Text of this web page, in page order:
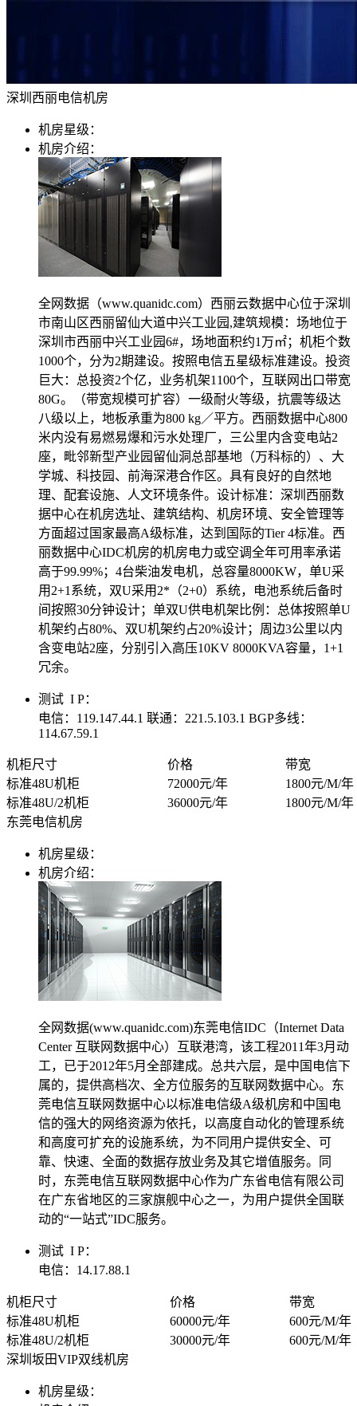
BGP机柜租用
自建T4级别数据中心
双线机柜租用
电信联通双线数据中心
电信机柜租用
电信直营数据中心
移动机柜租用
移动T4级数据中心
企业邮局
权威安全认证
数据备份
快照备份灵活多变
SSL证书
确保信息的安全性
专线上网
企业专线上网
云计算
安全防护
全球分布式防御
混合云
快速部署组网
超融合
大企业首选
SD-WAN
全球加速服务
定制跨境加速
华南BGP机房
深圳横岗电信机房
FIL/CHIA/BZZ首选机房
深圳龙华观澜机房
国家B+级机房
国家级的网络灾备数据中心
华南电信机房
深圳南山沙河机房
电信五星级标准建设
华南双线机房
深圳龙华清湖机房
FIL/CHIA/BZZ首选机房
深圳南山沙河机房
电信钻石五星级机房
深圳罗湖田心机房
海外机房
100G直连国际带宽
深圳西丽电信机房
机房星级：
机房介绍：
全网数据（www.quanidc.com）西丽云数据中心位于深圳
市南山区西丽留仙大道中兴工业园,建筑规模：场地位于
深圳市西丽中兴工业园6#，场地面积约1万㎡；机柜个数
1000个，分为2期建设。按照电信五星级标准建设。投资
巨大：总投资2个亿，业务机架1100个，互联网出口带宽
80G。（带宽规模可扩容）一级耐火等级，抗震等级达
八级以上，地板承重为800 kg／平方。西丽数据中心800
米内没有易燃易爆和污水处理厂，三公里内含变电站2
座，毗邻新型产业园留仙洞总部基地（万科标的）、大
学城、科技园、前海深港合作区。具有良好的自然地
理、配套设施、人文环境条件。设计标准：深圳西丽数
据中心在机房选址、建筑结构、机房环境、安全管理等
方面超过国家最高A级标准，达到国际的Tier 4标准。西
丽数据中心IDC机房的机房电力或空调全年可用率承诺
高于99.99%；4台柴油发电机，总容量8000KW，单U采
用2+1系统，双U采用2*（2+0）系统，电池系统后备时
间按照30分钟设计；单双U供电机架比例：总体按照单U
机架约占80%、双U机架约占20%设计；周边3公里以内
含变电站2座，分别引入高压10KV 8000KVA容量，1+1
冗余。
测试 I P：
电信：119.147.44.1 联通：221.5.103.1 BGP多线：
114.67.59.1
机柜尺寸 价格
带宽
标准48U机柜
72000元/年
1800元/M/年
标准48U/2机柜
36000元/年
1800元/M/年
东莞电信机房
机房星级：
机房介绍：
全网数据(www.quanidc.com)东莞电信IDC（Internet Data
Center 互联网数据中心）互联港湾，该工程2011年3月动
工，已于2012年5月全部建成。总共六层，是中国电信下
属的，提供高档次、全方位服务的互联网数据中心。东
莞电信互联网数据中心以标准电信级A级机房和中国电
信的强大的网络资源为依托，以高度自动化的管理系统
和高度可扩充的设施系统，为不同用户提供安全、可
靠、快速、全面的数据存放业务及其它增值服务。同
时，东莞电信互联网数据中心作为广东省电信有限公司
在广东省地区的三家旗舰中心之一，为用户提供全国联
动的“一站式”IDC服务。
测试 I P：
电信：14.17.88.1
机柜尺寸 价格
带宽
标准48U机柜
60000元/年
600元/M/年
标准48U/2机柜
30000元/年
600元/M/年
深圳坂田VIP双线机房
机房星级：